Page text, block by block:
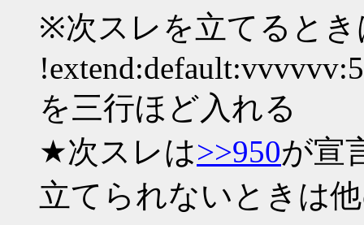
※次スレを立てるとき
を三行ほど入れる
★次スレは>>950が宣
立てられないときは